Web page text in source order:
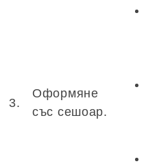
3.
Оформяне
със сешоар.